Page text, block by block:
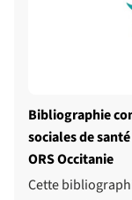
Bibliographie
sociales de
ORS Occitanie
Cette